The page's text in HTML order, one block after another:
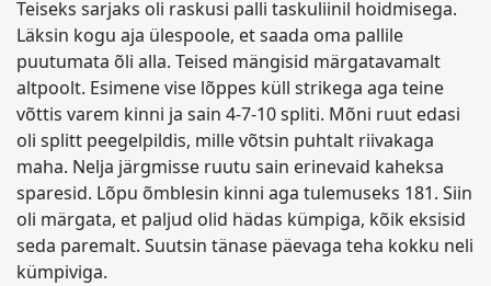
Teiseks sarjaks oli raskusi palli taskuliinil hoidmisega.
Läksin kogu aja ülespoole, et saada oma pallile
puutumata õli alla. Teised mängisid märgatavamalt
altpoolt. Esimene vise lõppes küll strikega aga teine
võttis varem kinni ja sain 4-7-10 spliti. Mõni ruut edasi
oli splitt peegelpildis, mille võtsin puhtalt riivakaga
maha. Nelja järgmisse ruutu sain erinevaid kaheksa
sparesid. Lõpu õmblesin kinni aga tulemuseks 181. Siin
oli märgata, et paljud olid hädas kümpiga, kõik eksisid
seda paremalt. Suutsin tänase päevaga teha kokku neli
kümpiviga.